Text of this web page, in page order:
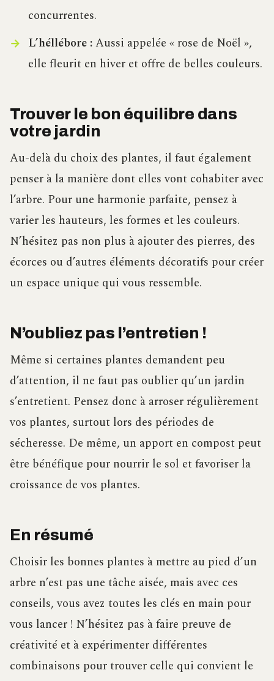
concurrentes.
L’héllébore :Aussi appelée « rose de Noël »,
elle fleurit en hiver et offre de belles couleurs.
Trouver le bon équilibre dans
votre jardin
Au-delà du choix des plantes, il faut également
penser à la manière dont elles vont cohabiter avec
l’arbre. Pour une harmonie parfaite, pensez à
varier les hauteurs, les formes et les couleurs.
N’hésitez pas non plus à ajouter des pierres, des
écorces ou d’autres éléments décoratifs pour créer
un espace unique qui vous ressemble.
N’oubliez pas l’entretien !
Même si certaines plantes demandent peu
d’attention, il ne faut pas oublier qu’un jardin
s’entretient. Pensez donc à arroser régulièrement
vos plantes, surtout lors des périodes de
sécheresse. De même, un apport en compost peut
être bénéfique pour nourrir le sol et favoriser la
croissance de vos plantes.
En résumé
Choisir les bonnes plantes à mettre au pied d’un
arbre n’est pas une tâche aisée, mais avec ces
conseils, vous avez toutes les clés en main pour
vous lancer ! N’hésitez pas à faire preuve de
créativité et à expérimenter différentes
combinaisons pour trouver celle qui convient le